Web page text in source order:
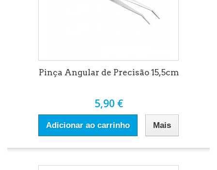
Pinça Angular de Precisão 15,5cm
5,90 €
Adicionar ao carrinho Mais